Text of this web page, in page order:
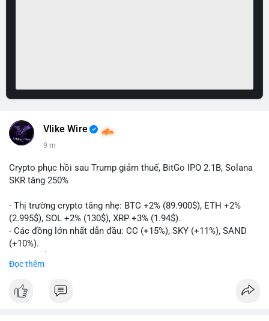
Vlike Wire
9 m
Crypto phục hồi sau Trump giảm thuế, BitGo IPO 2.1B, Solana
SKR tăng 250%
- Thị trường crypto tăng nhẹ: BTC +2% (89.900$), ETH +2%
(2.995$), SOL +2% (130$), XRP +3% (1.94$).
- Các đồng lớn nhất dẫn đầu: CC (+15%), SKY (+11%), SAND
(+10%).
hủy bỏ lệnh thuế EU.
và phân quyền Ethereum.
Đọc thêm